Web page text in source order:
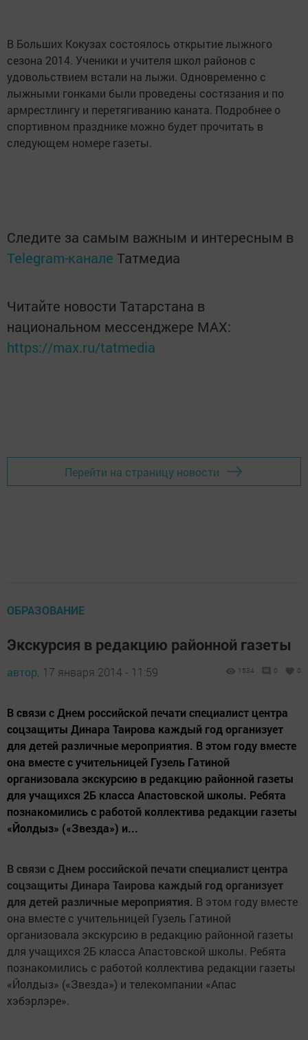
В Больших Кокузах состоялось открытие лыжного
сезона 2014. Ученики и учителя школ районов с
удовольствием встали на лыжи. Одновременно с
лыжными гонками были проведены состязания и по
армрестлингу и перетягиванию каната. Подробнее о
спортивном празднике можно будет прочитать в
следующем номере газеты.
Следите за самым важным и интересным в
Telegram-канале Татмедиа
Читайте новости Татарстана в
национальном мессенджере MАХ:
https://max.ru/tatmedia
Перейти на страницу новости
ОБРАЗОВАНИЕ
Экскурсия в редакцию районной газеты
автор, 17 января 2014 - 11:59 1534 0 0
В связи с Днем российской печати специалист центра
соцзащиты Динара Таирова каждый год организует
для детей различные мероприятия. В этом году вместе
она вместе с учительницей Гузель Гатиной
организовала экскурсию в редакцию районной газеты
для учащихся 2Б класса Апастовской школы. Ребята
познакомились с работой коллектива редакции газеты
«Йолдыз» («Звезда») и...
В связи с Днем российской печати специалист центра
соцзащиты Динара Таирова каждый год организует
для детей различные мероприятия. В этом году вместе
она вместе с учительницей Гузель Гатиной
организовала экскурсию в редакцию районной газеты
для учащихся 2Б класса Апастовской школы. Ребята
познакомились с работой коллектива редакции газеты
«Йолдыз» («Звезда») и телекомпании «Апас
хэбэрлэре».